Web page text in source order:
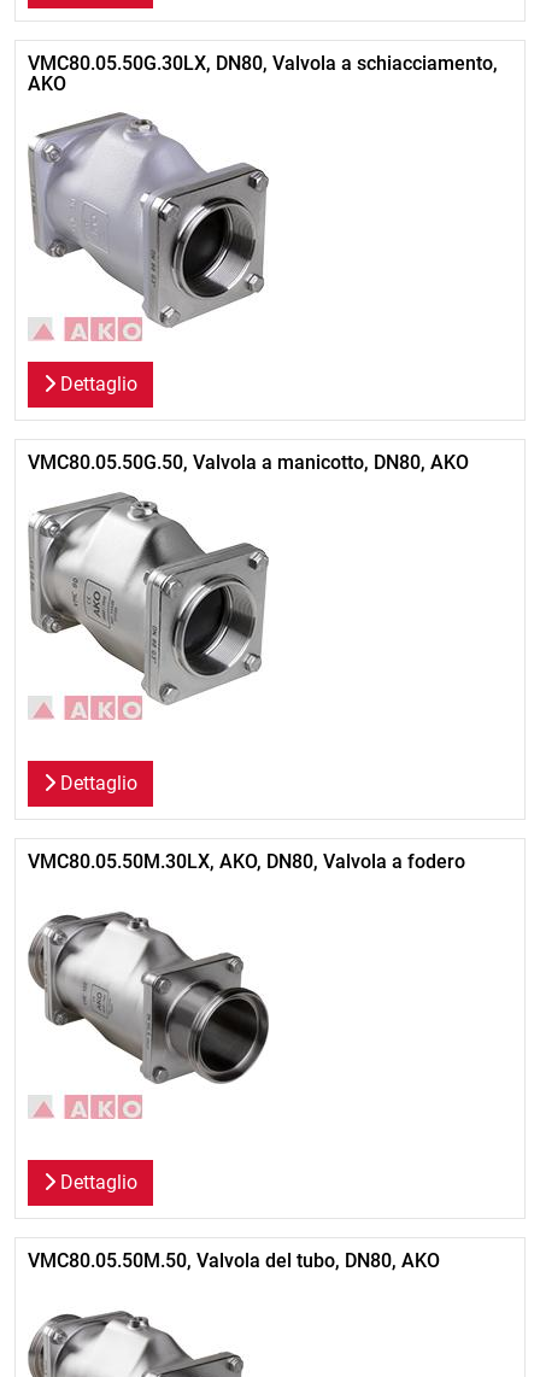
VMC80.05.50G.30LX, DN80, Valvola a schiacciamento,
AKO
Dettaglio
VMC80.05.50G.50, Valvola a manicotto, DN80, AKO
Dettaglio
VMC80.05.50M.30LX, AKO, DN80, Valvola a fodero
Dettaglio
VMC80.05.50M.50, Valvola del tubo, DN80, AKO